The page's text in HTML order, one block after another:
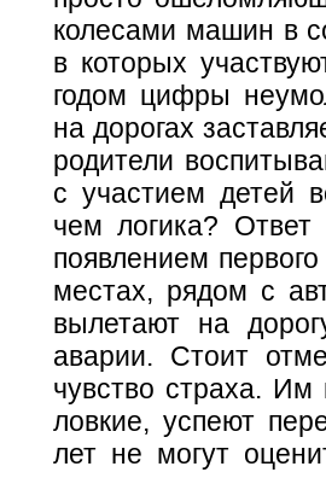
колесами машин в
в которых
годом цифры
на дорогах
родители
с участием детей
чем логика?
появлением
местах, рядом с
вылетают на
аварии. Стоит
чувство страха.
ловкие, успеют
лет не могут